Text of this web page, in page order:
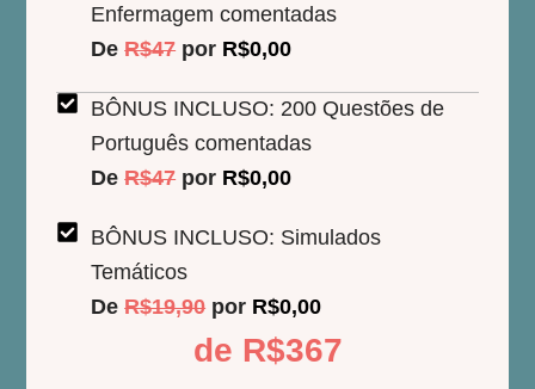
Enfermagem comentadas
DeR$47 por R$0,00
BÔNUS INCLUSO: 200 Questões de
Português comentadas
DeR$47 por R$0,00
BÔNUS INCLUSO: Simulados
Temáticos
DeR$19,90 por R$0,00
de R$367